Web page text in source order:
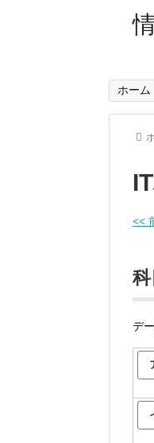
ホーム
<<
デ